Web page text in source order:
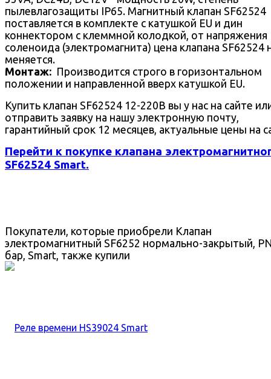
пылевлагозащиты IP65. Магнитный клапан SF62524
поставляется в комплекте с катушкой EU и дин
коннектором с клеммной колодкой, от напряжения
соленоида (электромагнита) цена клапана SF62524
меняется.
Монтаж: Производится строго в горизонтальном
положении и направленной вверх катушкой EU.
Купить клапан SF62524 12-220В вы у нас на сайте
отправить заявку на нашу электронную почту,
гарантийный срок 12 месяцев, актуальные цены на
Перейти к покупке клапана
SF62524 Smart.
Покупатели, которые приобрели Клапан
электромагнитный SF6252 нормально-закрытый,
бар, Smart, также купили